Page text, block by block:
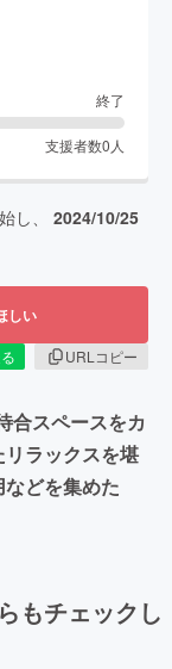
終了
支援者数0 人
し、 2024/10/25
しい
URLコピー
合スペースをカ
ラックスを堪
どを集めた
もチェックし